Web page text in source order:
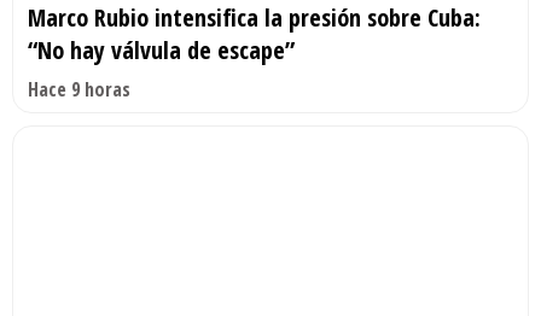
Marco Rubio intensifica la presión sobre Cuba:
“No hay válvula de escape”
Hace 9 horas